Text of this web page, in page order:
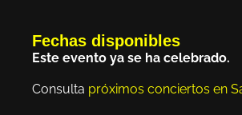
Fechas disponibles
Este evento ya se ha celebrado.
Consulta próximos conciertos en